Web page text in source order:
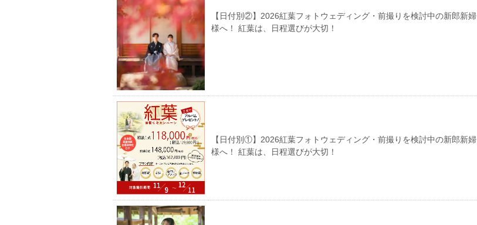
【日付別②】2026紅葉フォトウェディング・前撮りを検討中の新郎新婦
様へ！ 紅葉は、日程選びが大切！
【日付別①】2026紅葉フォトウェディング・前撮りを検討中の新郎新婦
様へ！ 紅葉は、日程選びが大切！